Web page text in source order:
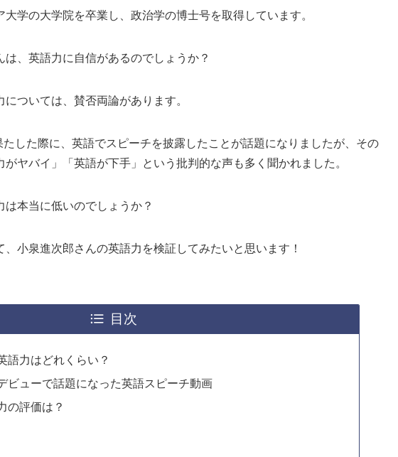
学の大学院を卒業し、政治学の博士号を取得しています。
、英語力に自信があるのでしょうか？
ついては、賛否両論があります。
した際に、英語でスピーチを披露したことが話題になりましたが、その
ヤバイ」「英語が下手」という批判的な声も多く聞かれました。
本当に低いのでしょうか？
小泉進次郎さんの英語力を検証してみたいと思います！
目次
語力はどれくらい？
ビューで話題になった英語スピーチ動画
の評価は？